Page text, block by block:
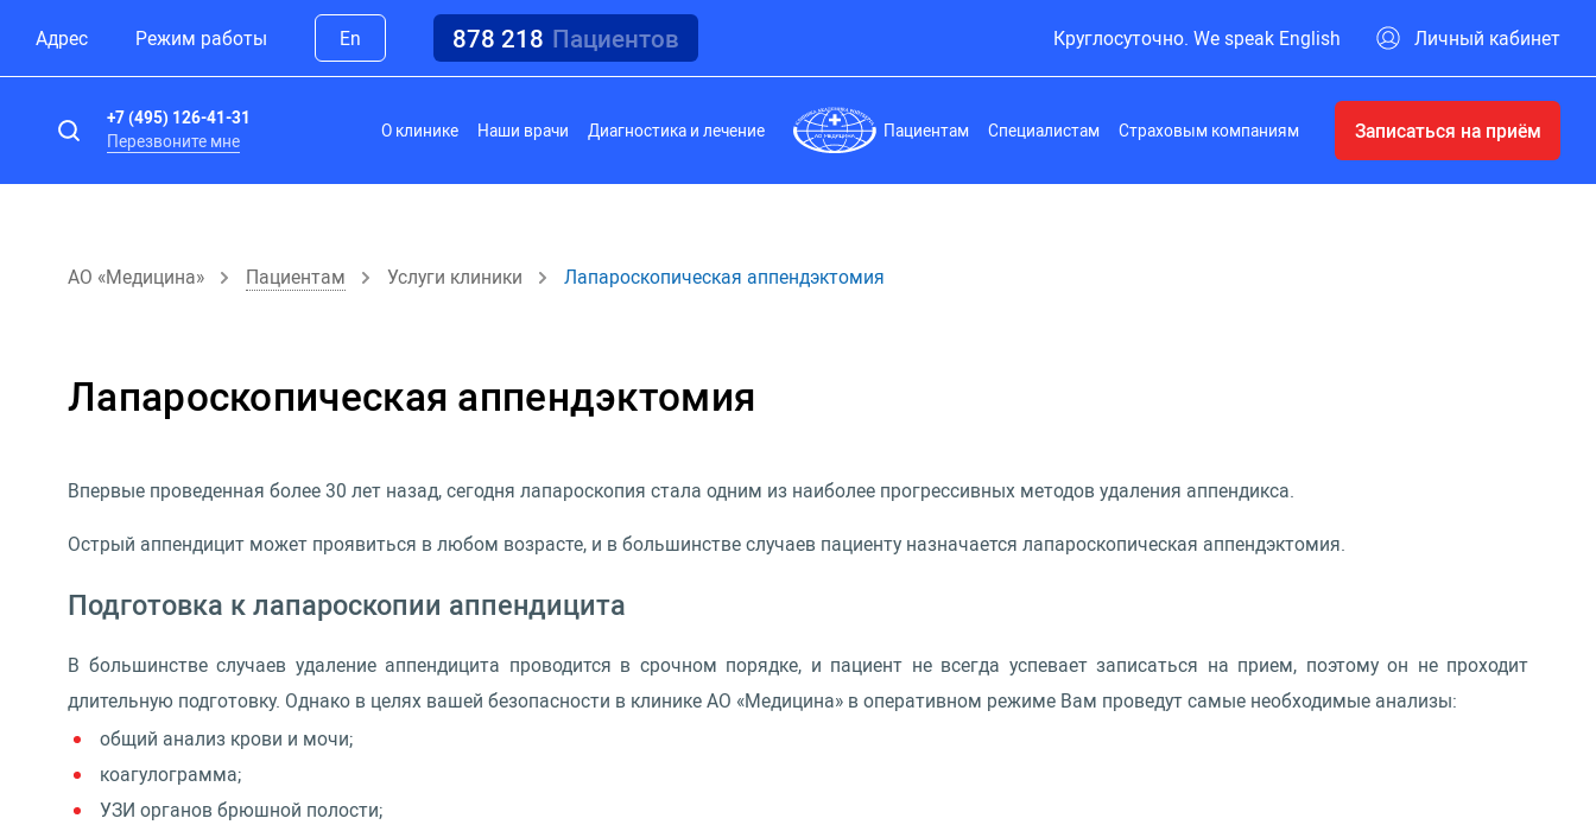
Адрес Режим работы En 878 218 Пациентов Круглосуточно. We speak English Личный кабинет
+7 (495) 126-41-31
Перезвоните мне
О клинике Наши врачи Диагностика и лечение Пациентам Специалистам Страховым компаниям Записаться на приём
АО «Медицина» Пациентам Услуги клиники Лапароскопическая аппендэктомия
Лапароскопическая аппендэктомия
Впервые проведенная более 30 лет назад, сегодня лапароскопия стала одним из наиболее прогрессивных методов удаления аппендикса.
Острый аппендицит может проявиться в любом возрасте, и в большинстве случаев пациенту назначается лапароскопическая аппендэктомия.
Подготовка к лапароскопии аппендицита
В большинстве случаев удаление аппендицита проводится в срочном порядке, и пациент не всегда успевает записаться на прием, поэтому он не проходит
длительную подготовку. Однако в целях вашей безопасности в клинике АО «Медицина» в оперативном режиме Вам проведут самые необходимые анализы:
общий анализ крови и мочи;
коагулограмма;
УЗИ органов брюшной полости;